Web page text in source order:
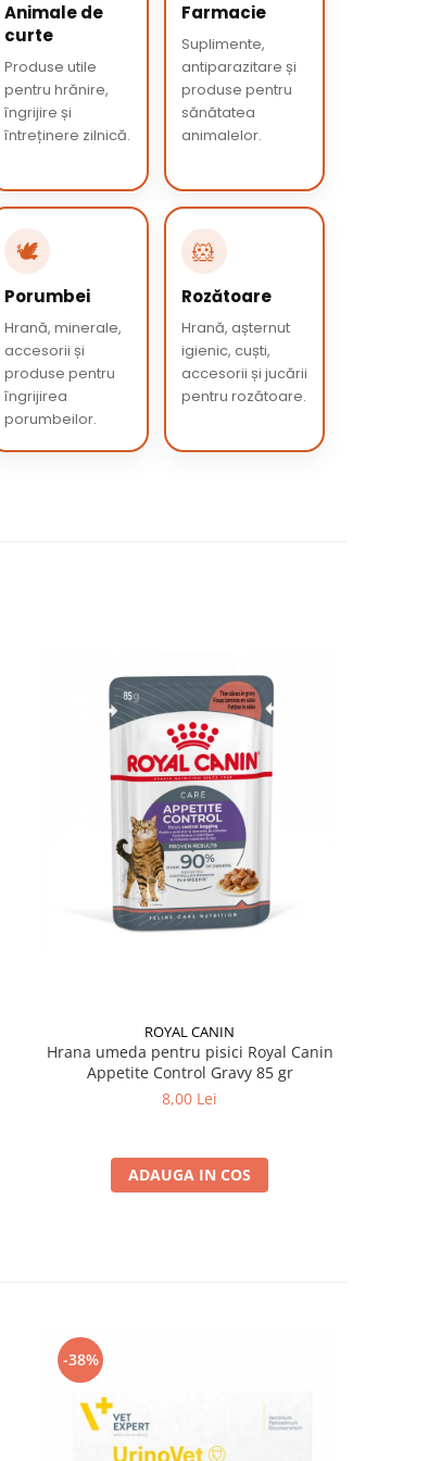
Animale de
curte
Produse utile
pentru hrănire,
îngrijire și
întreținere zilnică.
Farmacie
Suplimente,
antiparazitare și
produse pentru
sănătatea
animalelor.
🕊️
Porumbei
Hrană, minerale,
accesorii și
produse pentru
îngrijirea
porumbeilor.
🐹
Rozătoare
Hrană, așternut
igienic, cuști,
accesorii și jucării
pentru rozătoare.
ROYAL CANIN
Hrana umeda pentru pisici Royal Canin
Appetite Control Gravy 85 gr
8,00 Lei
ADAUGA IN COS
-38%